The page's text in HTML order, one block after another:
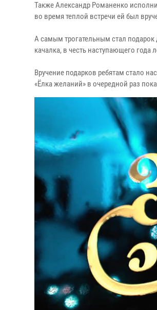
Также Александр Романенко
во время теплой встречи ей был
А самым трогательным стал
качалка, в честь наступающего года
Вручение подарков ребятам стало
«Ёлка желаний» в очередной раз